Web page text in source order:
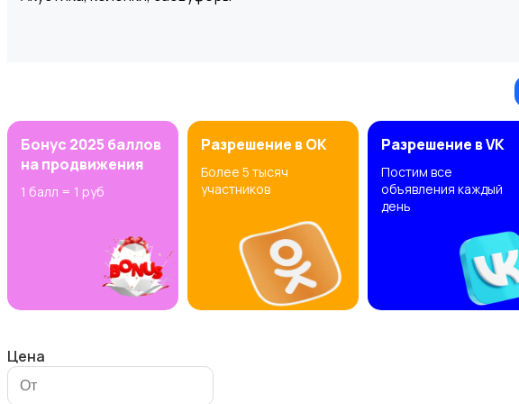
Аксессуары
Наушники
Бонус 2025 баллов
на продвижения
1 балл = 1 руб
Разрешение в OK
Более 5 тысяч
участников
Разрешение в VK
Постим все
объявления каждый
день
Цена